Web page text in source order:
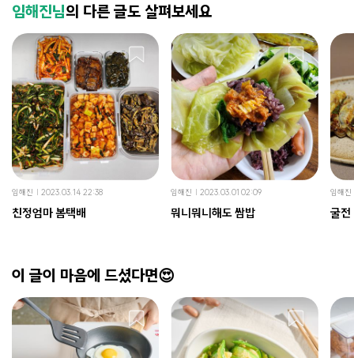
임해진님의 다른 글도 살펴보세요
임해진 2023.03.14 22:38
친정엄마 봄택배
임해진 2023.03.01 02:09
뭐니뭐니해도 쌈밥
임해진
굴전
이 글이 마음에 드셨다면😍